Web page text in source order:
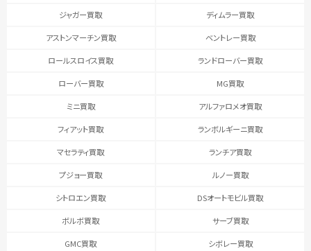
ジャガー買取 ディムラー買取
アストンマーチン買取 ベントレー買取
ロールスロイス買取 ランドローバー買取
ローバー買取 MG買取
ミニ買取 アルファロメオ買取
フィアット買取 ランボルギーニ買取
マセラティ買取 ランチア買取
プジョー買取 ルノー買取
シトロエン買取 DSオートモビル買取
ボルボ買取 サーブ買取
GMC買取 シボレー買取